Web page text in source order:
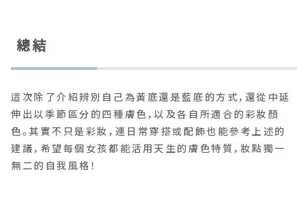
總結
這次除了介紹辨別自己為黃底還是藍底的方式，還從中延
伸出以季節區分的四種膚色，以及各自所適合的彩妝顏
色。其實不只是彩妝，連日常穿搭或配飾也能參考上述的
建議，希望每個女孩都能活用天生的膚色特質，妝點獨一
無二的自我風格！